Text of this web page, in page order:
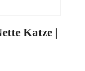
Katze |